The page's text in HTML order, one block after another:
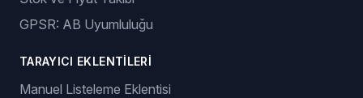
GPSR: AB Uyumluluğu
TARAYICI EKLENTILERI
Manuel Listeleme Eklentisi